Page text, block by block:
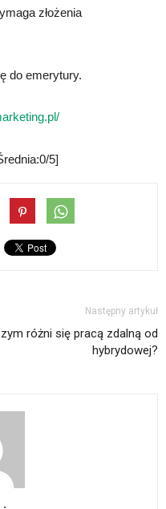
złożenia
do emerytury.
5]
Następny artykuł
różni się pracą zdalną od
hybrydowej?